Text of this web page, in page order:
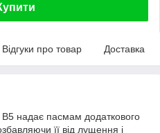
Відгуки про товар Доставка
В5 надає пасмам додаткового
її від лущення і